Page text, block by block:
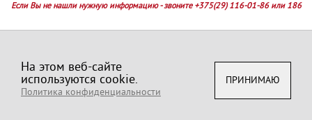
Если Вы не нашли нужную информацию - звоните +375(29) 116-01-86 или 186
СПРАВОЧНАЯ ИНФОРМАЦИЯ
АЛФАВИТНЫЙ УКАЗАТЕЛЬ
На этом веб-сайте
используются cookie.
Политика конфиденциальности
ПРИНИМАЮ